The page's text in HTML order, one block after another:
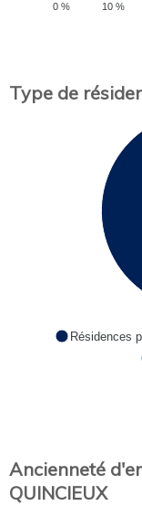
10 %
0 %
Type de
Résidences
Ancienneté
QUINCIEUX